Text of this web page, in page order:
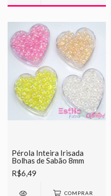
Pérola Inteira Irisada
Bolhas de Sabão 8mm
R$6,49
COMPRAR